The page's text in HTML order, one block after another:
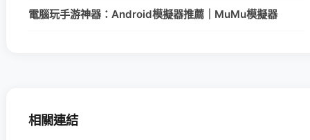
電腦玩手游神器：Android模擬器推薦｜MuMu模擬器
相關連結